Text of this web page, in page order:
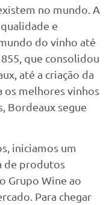
no mundo. A
e
do vinho até
que consolidou
até a criação da
os melhores vinhos
Bordeaux segue
iniciamos um
de produtos
Grupo Wine ao
Para chegar